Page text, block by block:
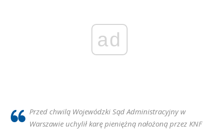
ad
Przed chwilą Wojewódzki Sąd Administracyjny w
Warszawie uchylił karę pieniężną nałożoną przez KNF